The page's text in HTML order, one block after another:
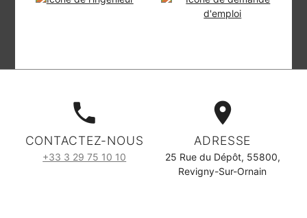
phone
CONTACTEZ-NOUS
+33 3 29 75 10 10
place
ADRESSE
25 Rue du Dépôt, 55800,
Revigny-Sur-Ornain